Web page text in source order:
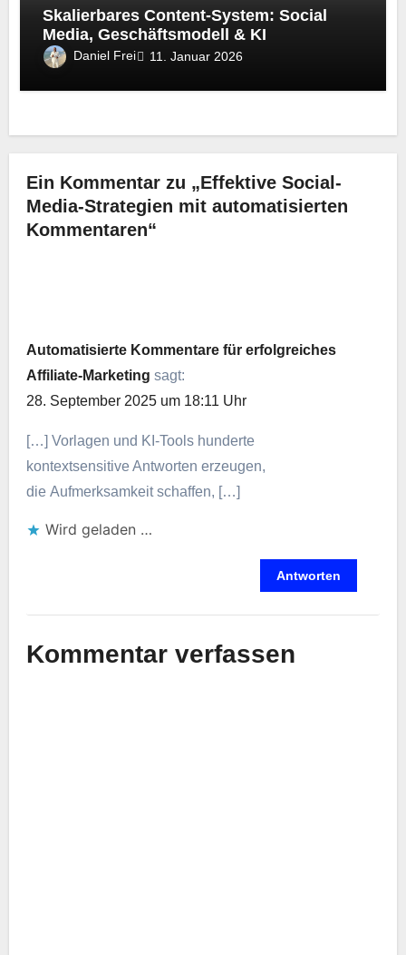
Skalierbares Content-System: Social
Media, Geschäftsmodell & KI
Daniel Frei 11. Januar 2026
Ein Kommentar zu „Effektive Social-
Media-Strategien mit automatisierten
Kommentaren“
Automatisierte Kommentare für erfolgreiches
Affiliate-Marketing sagt:
28. September 2025 um 18:11 Uhr
[…] Vorlagen u‬nd KI-Tools hunderte
kontextsensitive Antworten erzeugen,
d‬ie Aufmerksamkeit schaffen, […]
Wird geladen …
Antworten
Kommentar verfassen